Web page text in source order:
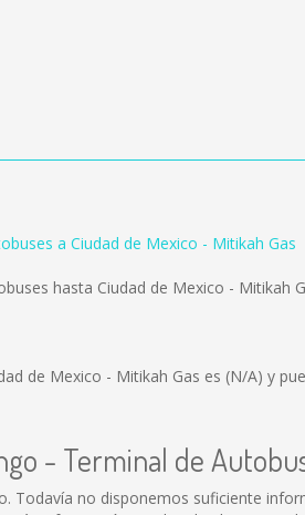
a Ciudad de Mexico - Mitikah Gas
hasta Ciudad de Mexico - Mitikah
de Mexico - Mitikah Gas es (N/A) y
- Terminal de
Todavía no disponemos suficiente